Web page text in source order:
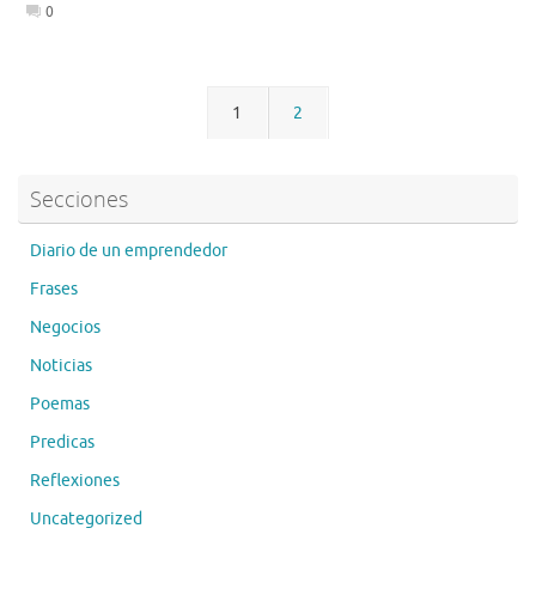
0
1 2
Secciones
Diario de un emprendedor
Frases
Negocios
Noticias
Poemas
Predicas
Reflexiones
Uncategorized